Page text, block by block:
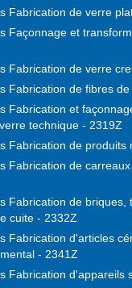
Fabrication de verre
Façonnage et
Fabrication de verre
Fabrication de fibres
Fabrication et
technique - 2319Z
Fabrication de produits
Fabrication de
Fabrication de briques,
cuite - 2332Z
Fabrication d'articles
- 2341Z
Fabrication d'appareils